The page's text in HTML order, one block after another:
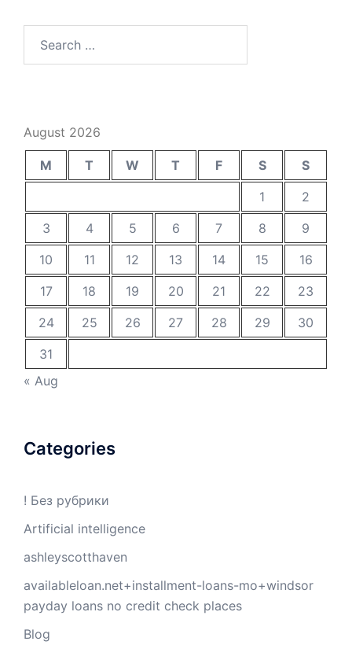
August 2026
M T W T F S
S
1
2
3
4 5 6 7 8
9
10
11 12 13 14 15
16
17
18 19 20 21 22
23
24
25 26 27 28 29
30
31
« Aug
Categories
! Без рубрики
Artificial intelligence
ashleyscotthaven
availableloan.net+installment-loans-mo+windsor
payday loans no credit check places
Blog